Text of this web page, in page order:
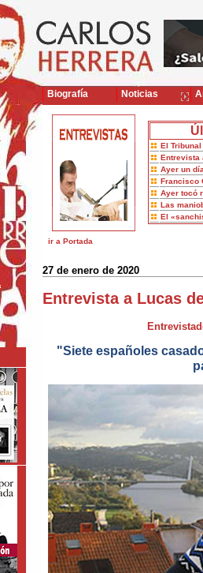
El
Entrevista
Ayer un
Francisco
Ayer tocó
Las
El
ir a Portada
27 de enero de 2020
Entrevista a Lucas
"Siete españoles
Biografía Noticias